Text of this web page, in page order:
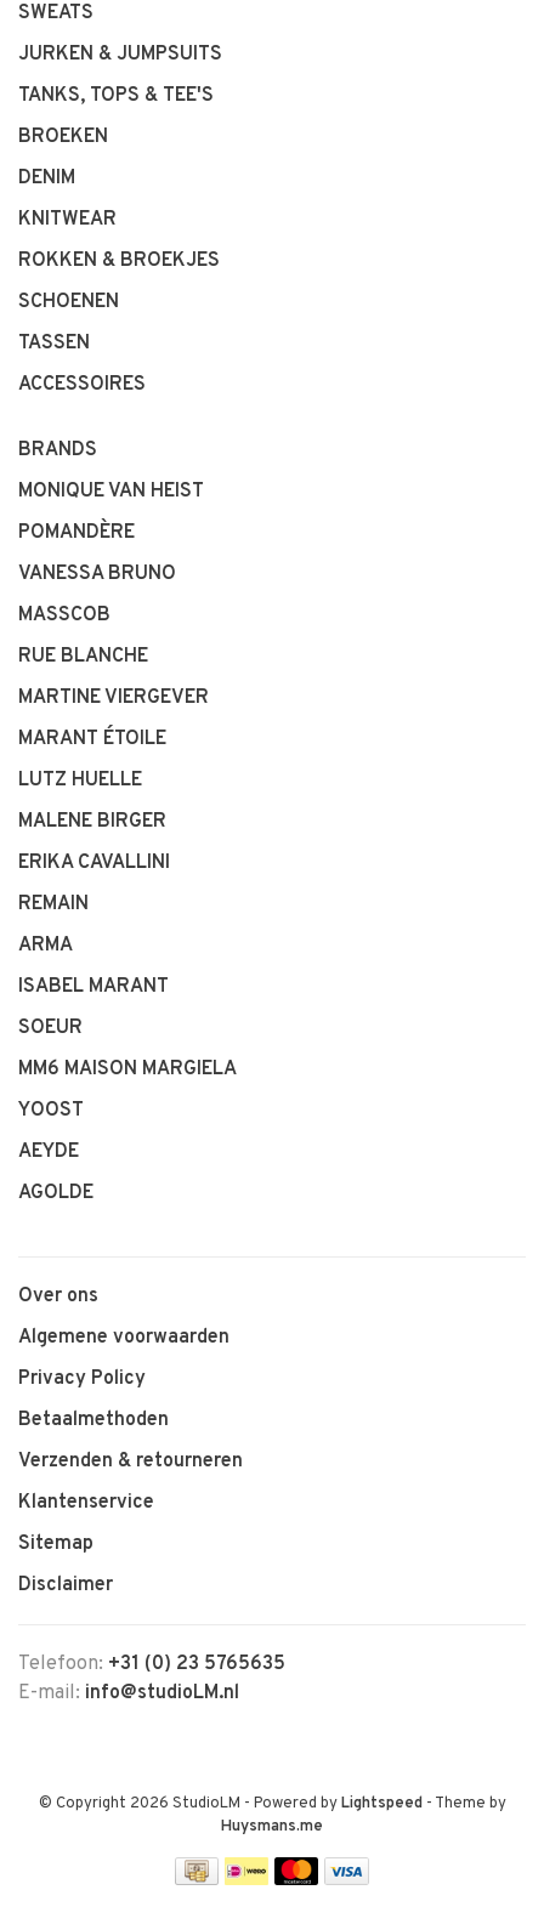
SWEATS
JURKEN & JUMPSUITS
TANKS, TOPS & TEE'S
BROEKEN
DENIM
KNITWEAR
ROKKEN & BROEKJES
SCHOENEN
TASSEN
ACCESSOIRES
BRANDS
MONIQUE VAN HEIST
POMANDÈRE
VANESSA BRUNO
MASSCOB
RUE BLANCHE
MARTINE VIERGEVER
MARANT ÉTOILE
LUTZ HUELLE
MALENE BIRGER
ERIKA CAVALLINI
REMAIN
ARMA
ISABEL MARANT
SOEUR
MM6 MAISON MARGIELA
YOOST
AEYDE
AGOLDE
Over ons
Algemene voorwaarden
Privacy Policy
Betaalmethoden
Verzenden & retourneren
Klantenservice
Sitemap
Disclaimer
Telefoon: +31 (0) 23 5765635
E-mail: info@studioLM.nl
© Copyright 2026 StudioLM - Powered byLightspeed- Theme by
Huysmans.me